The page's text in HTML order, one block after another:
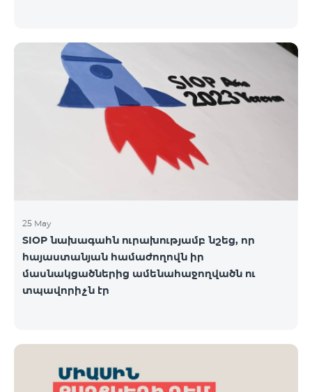
25 May
SIOP նախագահն ուրախությամբ նշեց, որ
հայաստանյան համաժողովն իր
մասնակցածներից ամենահաջողվածն ու
տպավորիչն էր